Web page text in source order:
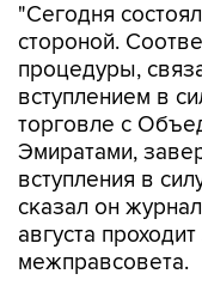
"Сегодня
стороной.
процедуры,
вступлением в
торговле с
Эмиратами,
вступления в
сказал он
августа
межправсовета.